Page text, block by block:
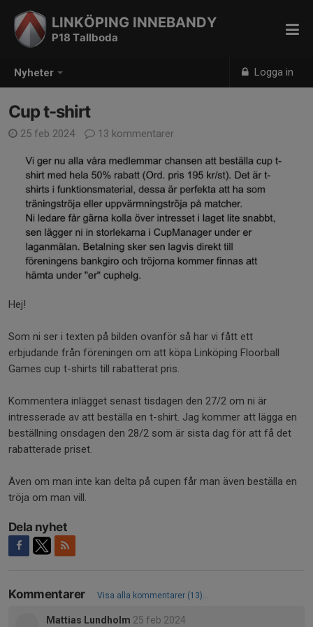
Nyheter Logga in
LINKÖPING INNEBANDY
P18 Tallboda
Cup t-shirt
25 feb 2024 13 kommentarer
Hej!
Som ni ser i texten på bilden ovanför så har vi fått ett
erbjudande från föreningen om att köpa Linköping Floorball
Games cup t-shirts till rabatterat pris.
Kommentera inlägget senast tisdagen den 27/2 om ni är
intresserade av att beställa en t-shirt. Jag kommer att lägga en
beställning onsdagen den 28/2 som är sista dag för att få det
rabatterade priset.
Även om man inte kan delta på cupen får man även beställa en
tröja om man vill.
Dela nyhet
Kommentarer Visa alla kommentarer (13)...
Mattias Lundholm 25 feb 2024